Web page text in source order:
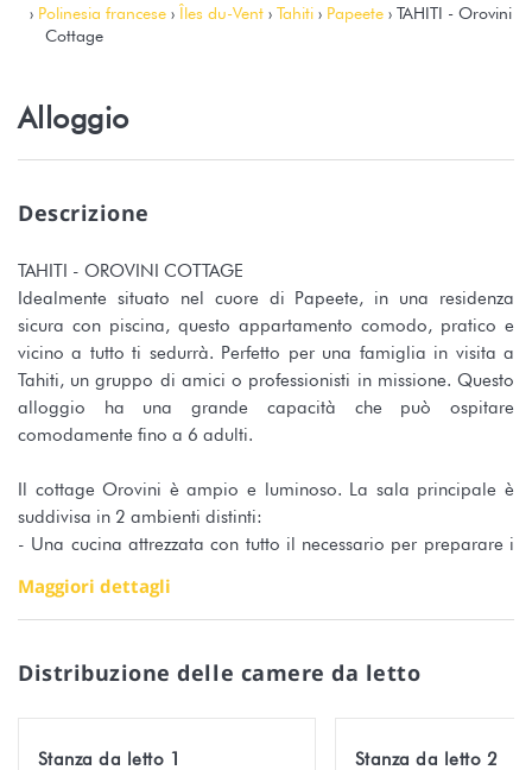
› Polinesia francese › Îles du-Vent › Tahiti › Papeete › TAHITI - Orovini
Cottage
Alloggio
Descrizione
TAHITI - OROVINI COTTAGE
Idealmente situato nel cuore di Papeete, in una residenza
sicura con piscina, questo appartamento comodo, pratico e
vicino a tutto ti sedurrà. Perfetto per una famiglia in visita a
Tahiti, un gruppo di amici o professionisti in missione. Questo
alloggio ha una grande capacità che può ospitare
comodamente fino a 6 adulti.
Il cottage Orovini è ampio e luminoso. La sala principale è
suddivisa in 2 ambienti distinti:
- Una cucina attrezzata con tutto il necessario per preparare i
- Un soggiorno con Internet wifi, una Smart TV e un divano
letto king size per il 5 ° e 6 ° letto adulto.
La camera da letto principale con letto California King è
La camera degli ospiti con letto king size dispone di aria
Maggiori dettagli
Distribuzione delle camere da letto
Stanza da letto 1
Stanza da letto 2